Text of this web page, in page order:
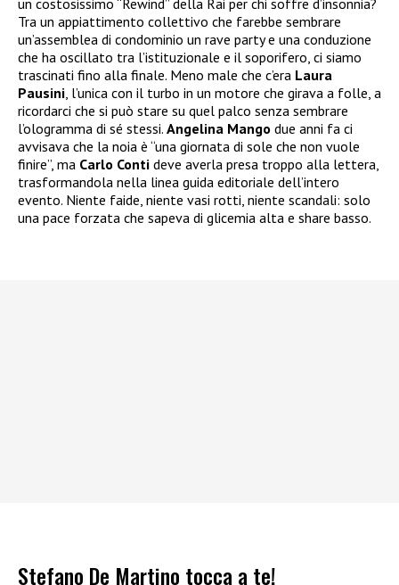
un costosissimo “Rewind” della Rai per chi soffre d’insonnia?
Tra un appiattimento collettivo che farebbe sembrare
un’assemblea di condominio un rave party e una conduzione
che ha oscillato tra l’istituzionale e il soporifero, ci siamo
trascinati fino alla finale. Meno male che c’era Laura
Pausini, l’unica con il turbo in un motore che girava a folle, a
ricordarci che si può stare su quel palco senza sembrare
l’ologramma di sé stessi. Angelina Mango due anni fa ci
avvisava che la noia è “una giornata di sole che non vuole
finire”, ma Carlo Conti deve averla presa troppo alla lettera,
trasformandola nella linea guida editoriale dell’intero
evento. Niente faide, niente vasi rotti, niente scandali: solo
una pace forzata che sapeva di glicemia alta e share basso.
Stefano De Martino tocca a te!